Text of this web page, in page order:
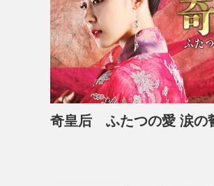
奇皇后 ふたつの愛 涙の